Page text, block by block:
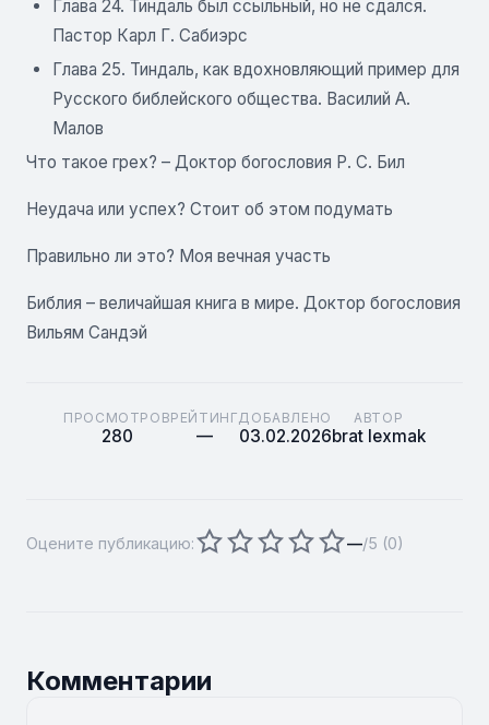
Глава 24. Тиндаль был ссыльный, но не сдался.
Пастор Карл Г. Сабиэрс
Глава 25. Тиндаль, как вдохновляющий пример для
Русского библейского общества. Василий А.
Малов
Что такое грех? – Доктор богословия Р. С. Бил
Неудача или успех? Стоит об этом подумать
Правильно ли это? Моя вечная участь
Библия – величайшая книга в мире. Доктор богословия
Вильям Сандэй
ПРОСМОТРОВ
280
РЕЙТИНГ
—
ДОБАВЛЕНО
03.02.2026
АВТОР
brat lexmak
Оцените публикацию: —/5 (0)
Комментарии